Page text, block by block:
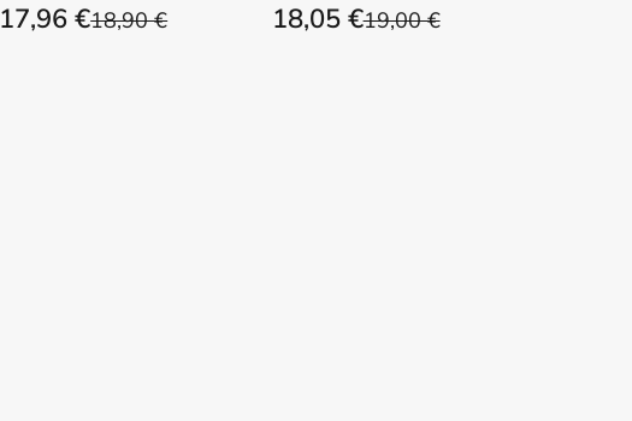
18,90 €
17,96 € 19,00 €
18,05 €